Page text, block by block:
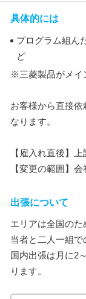
具体的には
プログラム組ん
ど
※三菱製品がメイ
お客様から直接
なります。
【雇入れ直後】
【変更の範囲】
出張について
エリアは全国の
当者と二人一組で
国内出張は月に2
ります。